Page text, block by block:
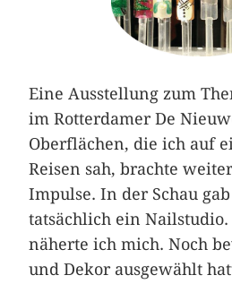
Eine Ausstellung zum
im Rotterdamer De
Oberflächen, die ich auf
Reisen sah, brachte
Impulse. In der Schau
tatsächlich ein
näherte ich mich. Noch
und ­Dekor ausgewählt